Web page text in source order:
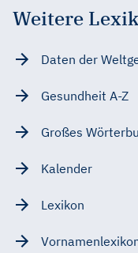
Weitere
Daten der
Gesundheit A-Z
Großes
Kalender
Lexikon